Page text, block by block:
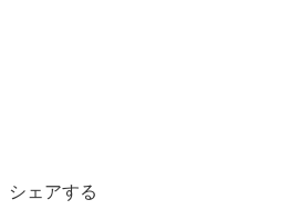
シェアする